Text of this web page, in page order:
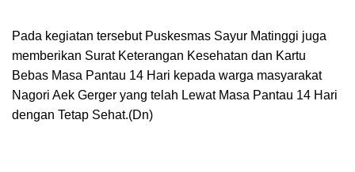
Pada kegiatan tersebut Puskesmas Sayur Matinggi juga
memberikan Surat Keterangan Kesehatan dan Kartu
Bebas Masa Pantau 14 Hari kepada warga masyarakat
Nagori Aek Gerger yang telah Lewat Masa Pantau 14 Hari
dengan Tetap Sehat.(Dn)